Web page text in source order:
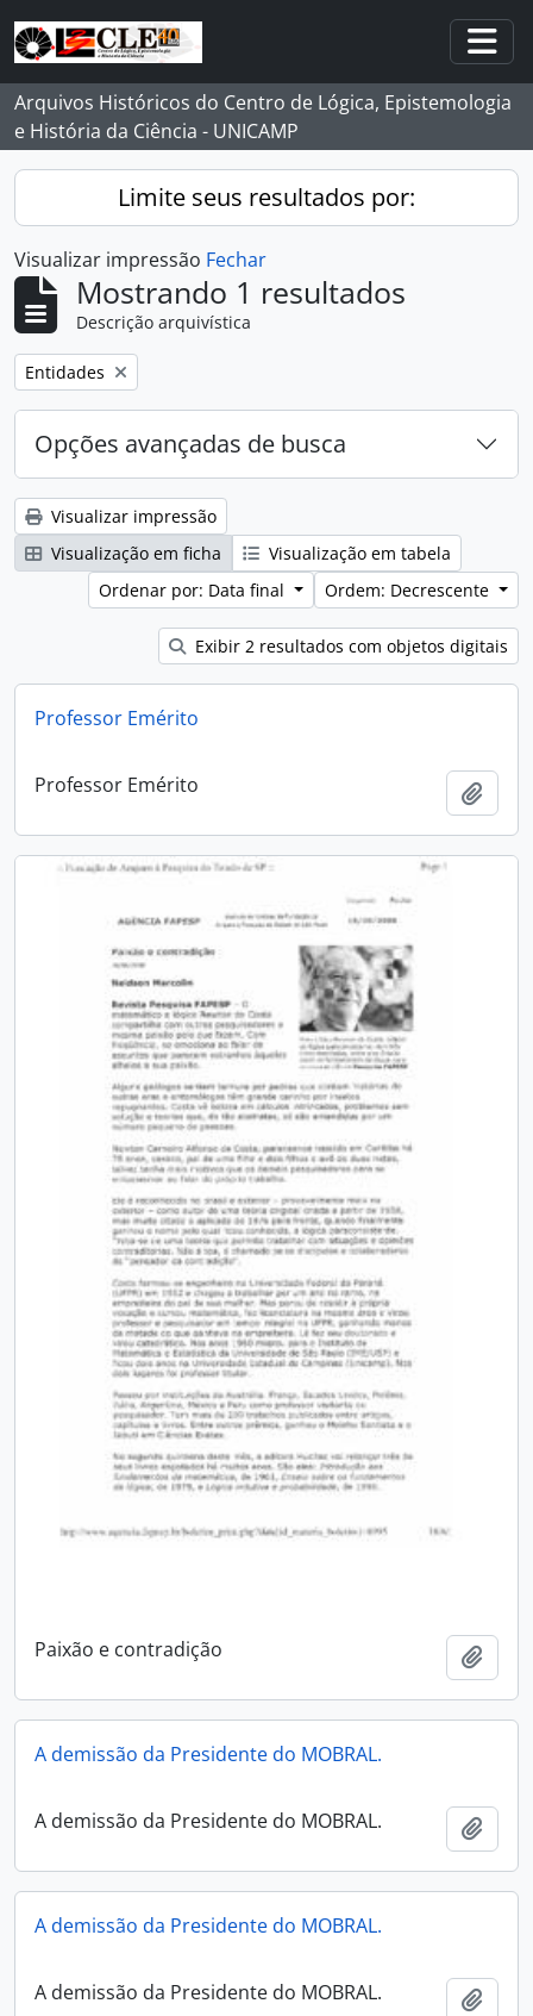
Skip to main content
Arquivos Históricos do Centro de Lógica, Epistemologia
e História da Ciência - UNICAMP
Limite seus resultados por:
Visualizar impressão Fechar
Mostrando 1 resultados
Descrição arquivística
Remover filtro:
Entidades
Opções avançadas de busca
Visualizar impressão
Visualização em ficha
Visualização em tabela
Ordenar por: Data final
Ordem: Decrescente
Exibir 2 resultados com objetos digitais
Professor Emérito
Professor Emérito
Paixão e contradição
A demissão da Presidente do MOBRAL.
A demissão da Presidente do MOBRAL.
A demissão da Presidente do MOBRAL.
A demissão da Presidente do MOBRAL.